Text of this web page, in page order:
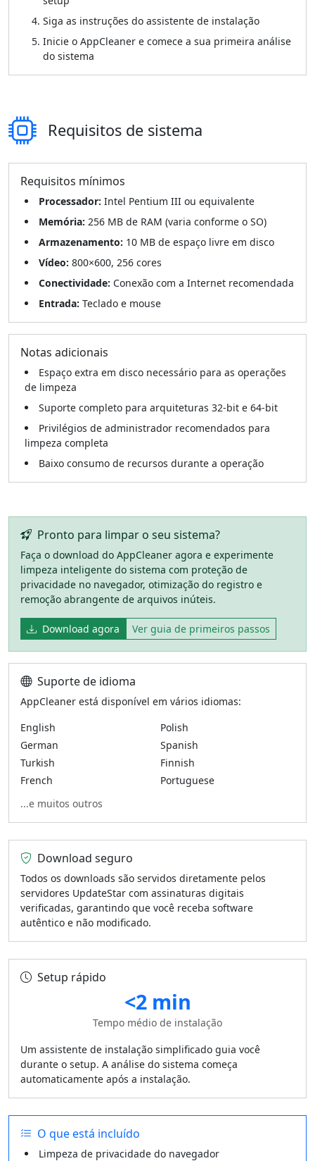
Siga as instruções do assistente de instalação
Inicie o AppCleaner e comece a sua primeira análise
do sistema
Requisitos de sistema
Requisitos mínimos
Processador: Intel Pentium III ou equivalente
Memória: 256 MB de RAM (varia conforme o SO)
Armazenamento: 10 MB de espaço livre em disco
Vídeo: 800×600, 256 cores
Conectividade: Conexão com a Internet recomendada
Entrada: Teclado e mouse
Notas adicionais
Espaço extra em disco necessário para as operações
de limpeza
Suporte completo para arquiteturas 32-bit e 64-bit
Privilégios de administrador recomendados para
limpeza completa
Baixo consumo de recursos durante a operação
Pronto para limpar o seu sistema?
Faça o download do AppCleaner agora e experimente
limpeza inteligente do sistema com proteção de
privacidade no navegador, otimização do registro e
remoção abrangente de arquivos inúteis.
Download agora Ver guia de primeiros passos
Suporte de idioma
AppCleaner está disponível em vários idiomas:
English
German
Turkish
French
Polish
Spanish
Finnish
Portuguese
...e muitos outros
Download seguro
Todos os downloads são servidos diretamente pelos
servidores UpdateStar com assinaturas digitais
verificadas, garantindo que você receba software
autêntico e não modificado.
Setup rápido
<2 min
Tempo médio de instalação
Um assistente de instalação simplificado guia você
durante o setup. A análise do sistema começa
automaticamente após a instalação.
O que está incluído
Limpeza de privacidade do navegador